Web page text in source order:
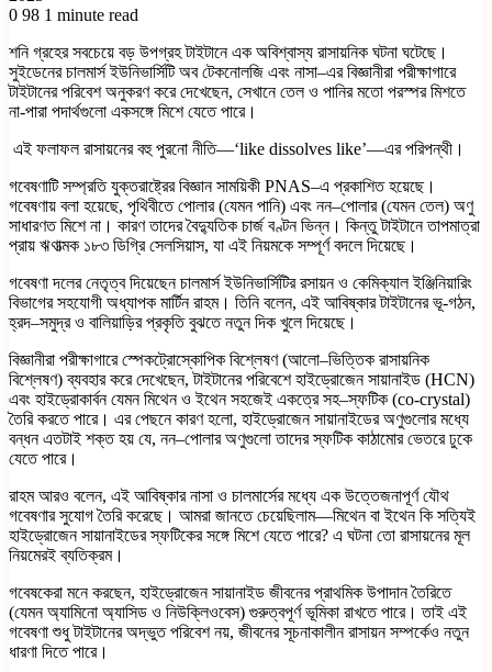
0 98 1 minute read
শনি গ্রহের সবচেয়ে বড় উপগ্রহ টাইটানে এক অবিশ্বাস্য রাসায়নিক ঘটনা ঘটেছে।
সুইডেনের চালমার্স ইউনিভার্সিটি অব টেকনোলজি এবং নাসা–এর বিজ্ঞানীরা পরীক্ষাগারে
টাইটানের পরিবেশ অনুকরণ করে দেখেছেন, সেখানে তেল ও পানির মতো পরস্পর মিশতে
না-পারা পদার্থগুলো একসঙ্গে মিশে যেতে পারে।
এই ফলাফল রাসায়নের বহু পুরনো নীতি—‘like dissolves like’—এর পরিপন্থী।
গবেষণাটি সম্প্রতি যুক্তরাষ্ট্রের বিজ্ঞান সাময়িকী PNAS–এ প্রকাশিত হয়েছে।
গবেষণায় বলা হয়েছে, পৃথিবীতে পোলার (যেমন পানি) এবং নন–পোলার (যেমন তেল) অণু
সাধারণত মিশে না। কারণ তাদের বৈদ্যুতিক চার্জ বণ্টন ভিন্ন। কিন্তু টাইটানে তাপমাত্রা
প্রায় ঋণাত্মক ১৮৩ ডিগ্রি সেলসিয়াস, যা এই নিয়মকে সম্পূর্ণ বদলে দিয়েছে।
গবেষণা দলের নেতৃত্ব দিয়েছেন চালমার্স ইউনিভার্সিটির রসায়ন ও কেমিক্যাল ইঞ্জিনিয়ারিং
বিভাগের সহযোগী অধ্যাপক মার্টিন রাহম। তিনি বলেন, এই আবিষ্কার টাইটানের ভূ-গঠন,
হ্রদ–সমুদ্র ও বালিয়াড়ির প্রকৃতি বুঝতে নতুন দিক খুলে দিয়েছে।
বিজ্ঞানীরা পরীক্ষাগারে স্পেকট্রোস্কোপিক বিশ্লেষণ (আলো–ভিত্তিক রাসায়নিক
বিশ্লেষণ) ব্যবহার করে দেখেছেন, টাইটানের পরিবেশে হাইড্রোজেন সায়ানাইড (HCN)
এবং হাইড্রোকার্বন যেমন মিথেন ও ইথেন সহজেই একত্রে সহ–স্ফটিক (co-crystal)
তৈরি করতে পারে। এর পেছনে কারণ হলো, হাইড্রোজেন সায়ানাইডের অণুগুলোর মধ্যে
বন্ধন এতটাই শক্ত হয় যে, নন–পোলার অণুগুলো তাদের স্ফটিক কাঠামোর ভেতরে ঢুকে
যেতে পারে।
রাহম আরও বলেন, এই আবিষ্কার নাসা ও চালমার্সের মধ্যে এক উত্তেজনাপূর্ণ যৌথ
গবেষণার সুযোগ তৈরি করেছে। আমরা জানতে চেয়েছিলাম—মিথেন বা ইথেন কি সত্যিই
হাইড্রোজেন সায়ানাইডের স্ফটিকের সঙ্গে মিশে যেতে পারে? এ ঘটনা তো রাসায়নের মূল
নিয়মেরই ব্যতিক্রম।
গবেষকেরা মনে করছেন, হাইড্রোজেন সায়ানাইড জীবনের প্রাথমিক উপাদান তৈরিতে
(যেমন অ্যামিনো অ্যাসিড ও নিউক্লিওবেস) গুরুত্বপূর্ণ ভূমিকা রাখতে পারে। তাই এই
গবেষণা শুধু টাইটানের অদ্ভুত পরিবেশ নয়, জীবনের সূচনাকালীন রাসায়ন সম্পর্কেও নতুন
ধারণা দিতে পারে।